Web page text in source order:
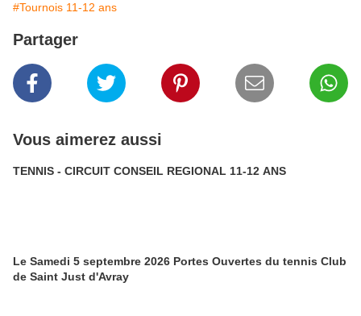
#Tournois 11-12 ans
Partager
Vous aimerez aussi
TENNIS - CIRCUIT CONSEIL REGIONAL 11-12 ANS
Le Samedi 5 septembre 2026 Portes Ouvertes du tennis Club
de Saint Just d'Avray